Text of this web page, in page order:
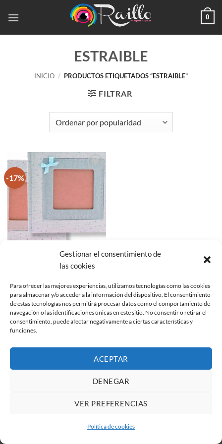
Gestionar el consentimiento de
las cookies
Para ofrecer las mejores experiencias, utilizamos tecnologías como las cookies
para almacenar y/o acceder a la información del dispositivo. El consentimiento
de estas tecnologías nos permitirá procesar datos como el comportamiento de
navegación o las identificaciones únicas en este sitio. No consentir o retirar el
consentimiento, puede afectar negativamente a ciertas características y
funciones.
ACEPTAR
DENEGAR
VER PREFERENCIAS
Política de cookies
0
ESTRAIBLE
INICIO / PRODUCTOS ETIQUETADOS “ESTRAIBLE”
FILTRAR
-17%
lista de
deseos
LIQUIDACIÓN!!
Álbum estrella pequeña
14,00€-16,00€Rango
de
precios:
desde
14,00€
hasta
16,00€
IVA no incluido
Todos los derechos reservados 2026 ©